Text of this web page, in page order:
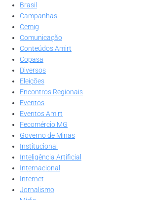
Brasil
Campanhas
Cemig
Comunicação
Conteúdos Amirt
Copasa
Diversos
Eleições
Encontros Regionais
Eventos
Eventos Amirt
Fecomércio MG
Governo de Minas
Institucional
Inteligência Artificial
Internacional
Internet
Jornalismo